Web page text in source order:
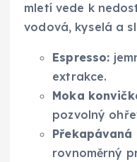
mletí vede k
vodová, kyselá a
Espresso:
extrakce.
Moka
pozvolný
Překapávaná
rovnoměrný